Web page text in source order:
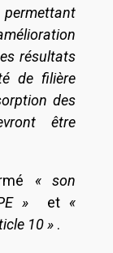
résultats
de filière
des
être
« son
» et «
10 » .